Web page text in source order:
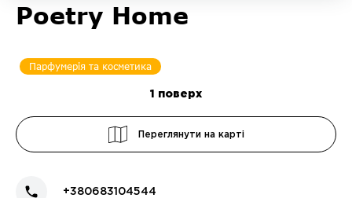
Poetry Home
Парфумерія та косметика
1 поверх
Переглянути на карті
+380683104544